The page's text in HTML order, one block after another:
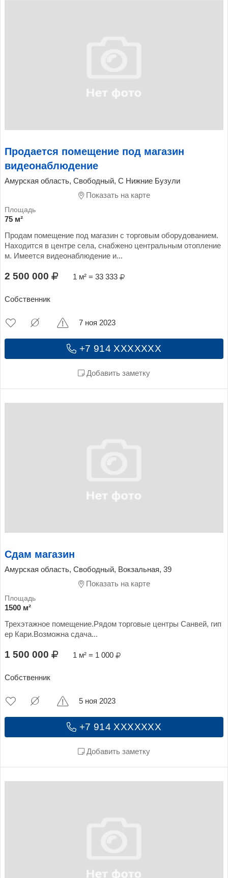
Продается помещение под магазин
видеонаблюдение
Амурская область, Свободный, С Нижние Бузули
Показать на карте
75 м²
Продам помещение под магазин с торговым оборудованием.
Находится в центре села, снабжено центральным отопление
м. Имеется видеонаблюдение и...
2 500 000 1 м² = 33 333
Собственник
+7 914 XXXXXXX
Добавить заметку
7 ноя 2023
Сдам магазин
Амурская область, Свободный, Вокзальная, 39
Показать на карте
1500 м²
Трехэтажное помещение.Рядом торговые центры Санвей, гип
ер Кари.Возможна сдача...
1 500 000 1 м² = 1 000
Собственник
+7 914 XXXXXXX
Добавить заметку
5 ноя 2023